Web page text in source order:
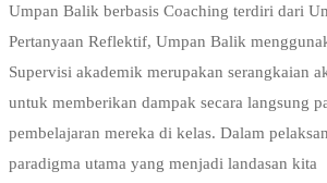
Umpan Balik berbasis Coaching terdiri dari
Pertanyaan Reflektif, Umpan Balik
Supervisi akademik merupakan serangkaian
untuk memberikan dampak secara langsung
pembelajaran mereka di kelas. Dalam
paradigma utama yang menjadi landasan